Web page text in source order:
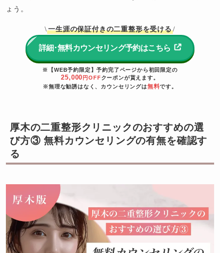
ょう。
\一生涯の保証付きの二重整形を受ける/
詳細･無料カウンセリング予約はこちら
※【WEB予約限定】予約完了ページから初回限定の
25,000 円OFFクーポンが貰えます。
※無理な勧誘はなく、カウンセリングは無料です。
厚木の二重整形クリニックのおすすめの選
び方③ 無料カウンセリングの有無を確認す
る